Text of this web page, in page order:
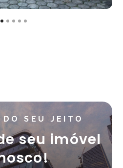
SEU JEITO
seu imóvel